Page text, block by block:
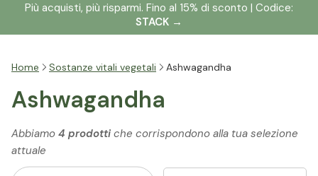
Più acquisti, più risparmi. Fino al 15% di sconto | Codice:
STACK →
Home Sostanze vitali vegetali Ashwagandha
Ashwagandha
Abbiamo 4 prodotti che corrispondono alla tua selezione
attuale